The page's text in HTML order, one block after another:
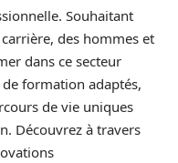
Souhaitant
des hommes et
dans ce secteur
formation adaptés,
de vie uniques
Découvrez à travers